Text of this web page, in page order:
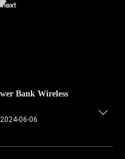
Bank Wireless
2024-06-06